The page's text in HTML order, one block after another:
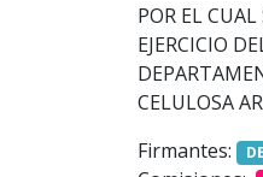
POR EL
EJERCICIO
CELULOSA
Firmantes: